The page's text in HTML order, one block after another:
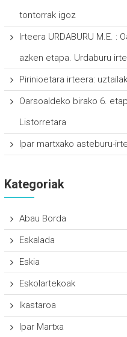
tontorrak igoz
Irteera URDABURU M.E. :
azken etapa. Urdaburu
Pirinioetara irteera:
Oarsoaldeko birako 6.
Listorretara
Ipar martxako asteburu-
Kategoriak
Abau Borda
Eskalada
Eskia
Eskolartekoak
Ikastaroa
Ipar Martxa